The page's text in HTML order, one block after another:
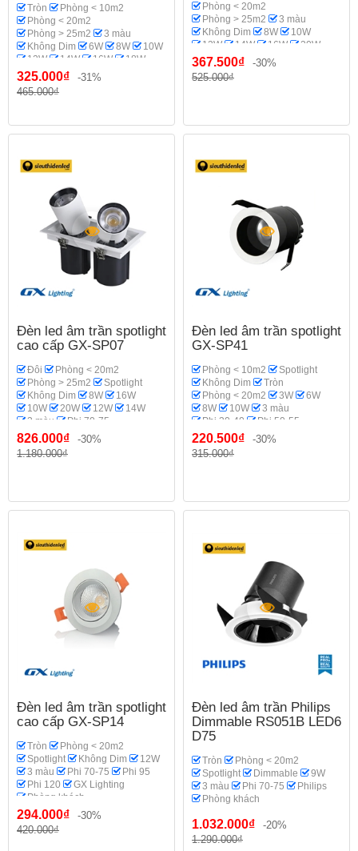
Tròn
Phòng < 10m2
Phòng < 20m2
Phòng > 25m2
3 màu
Không Dim
6W 8W
10W
12W
14W 16W
18W
20W
Spotlight
Phi 95
GX Lighting
325.000₫
-31%
465.000₫
Phòng < 20m2
Phòng > 25m2
3 màu
Không Dim
8W
10W
12W
14W 16W
20W
18W
Spotlight
Phòng khách
367.500₫
-30%
525.000₫
Đèn led âm trần spotlight
cao cấp GX-SP07
Đôi
Phòng < 20m2
Phòng > 25m2
Spotlight
Không Dim
8W
16W
10W
20W 12W
14W
3 màu
Phi 70-75
GX Lighting
Phòng khách
826.000₫
-30%
1.180.000₫
Đèn led âm trần spotlight
GX-SP41
Phòng < 10m2
Spotlight
Không Dim
Tròn
Phòng < 20m2
3W
6W
8W
10W
3 màu
Phi 30-40
Phi 50-55
Phi 60
Philips OEM
Phòng thờ
220.500₫
-30%
315.000₫
Đèn led âm trần spotlight
cao cấp GX-SP14
Tròn
Phòng < 20m2
Spotlight
Không Dim
12W
3 màu
Phi 70-75
Phi 95
Phi 120
GX Lighting
Phòng khách
294.000₫
-30%
420.000₫
Đèn led âm trần Philips
Dimmable RS051B LED6
D75
Tròn
Phòng < 20m2
Spotlight
Dimmable
9W
3 màu
Phi 70-75
Philips
Phòng khách
1.032.000₫
-20%
1.290.000₫